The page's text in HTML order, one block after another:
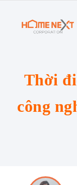
Thời
công